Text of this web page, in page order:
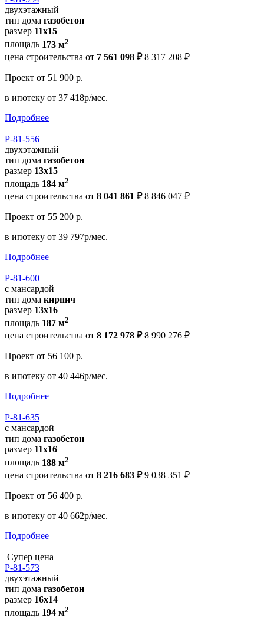
двухэтажный
тип дома газобетон
размер 11х15
площадь 173 м2
цена строительства от 7 561 098 ₽ 8 317 208 ₽
Проект от 51 900 р.
в ипотеку от 37 418р/мес.
Подробнее
Р-81-556
двухэтажный
тип дома газобетон
размер 13х15
площадь 184 м2
цена строительства от 8 041 861 ₽ 8 846 047 ₽
Проект от 55 200 р.
в ипотеку от 39 797р/мес.
Подробнее
Р-81-600
с мансардой
тип дома кирпич
размер 13х16
площадь 187 м2
цена строительства от 8 172 978 ₽ 8 990 276 ₽
Проект от 56 100 р.
в ипотеку от 40 446р/мес.
Подробнее
Р-81-635
с мансардой
тип дома газобетон
размер 11x16
площадь 188 м2
цена строительства от 8 216 683 ₽ 9 038 351 ₽
Проект от 56 400 р.
в ипотеку от 40 662р/мес.
Подробнее
Супер цена
Р-81-573
двухэтажный
тип дома газобетон
размер 16х14
площадь 194 м2